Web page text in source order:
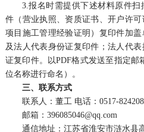
3. 报名时需提供下述材料原件
件（营业执照、资质证书、开户许
项目施工管理经验证明）复印件加
及法人代表身份证复印件；法人代
证复印件。以PDF格式发送至指定邮
位名称进行命名）。
三、联系方式
联系人：董工 电话： 0517-
邮箱： 396085046@qq.com
通信地址：江苏省淮安市涟水县